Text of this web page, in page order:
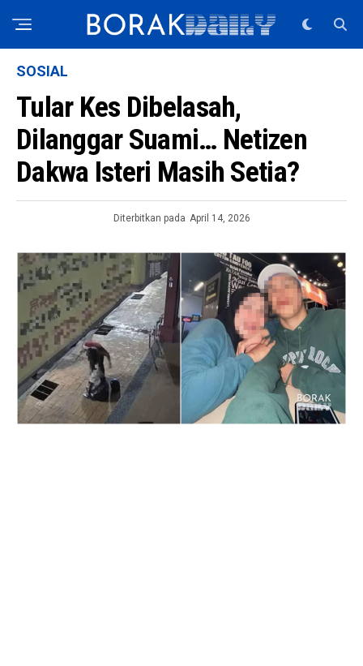
SOSIAL
Tular Kes Dibelasah,
Dilanggar Suami… Netizen
Dakwa Isteri Masih Setia?
Diterbitkan pada April 14, 2026